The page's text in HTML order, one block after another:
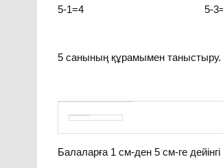
5-1=4 5-
5 санының құрамымен таныстыру.
Балаларға 1 см-ден 5 см-ге